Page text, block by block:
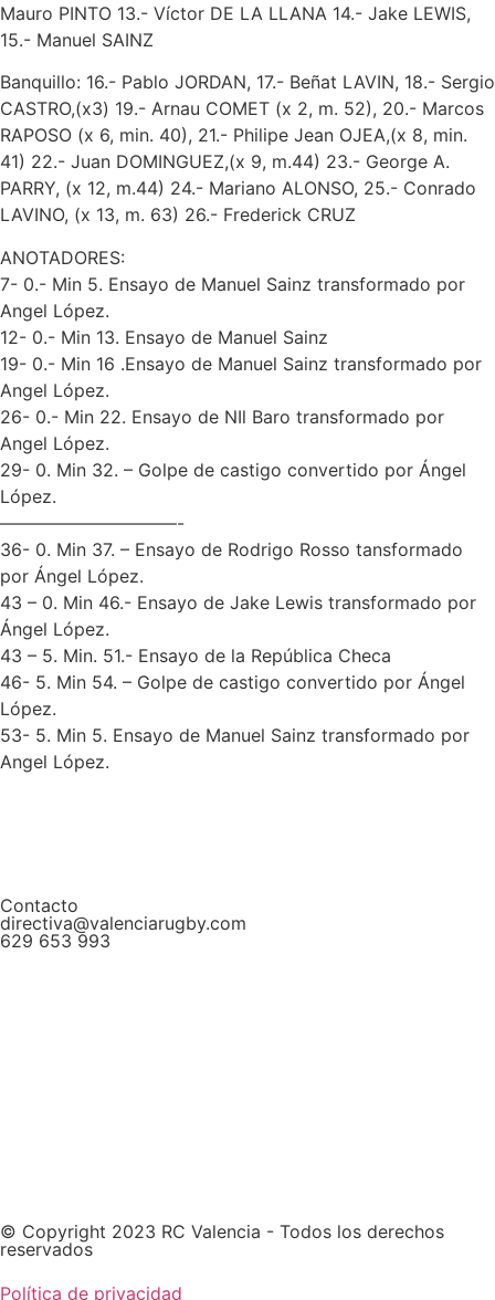
Mauro PINTO 13.- Víctor DE LA LLANA 14.- Jake LEWIS,
15.- Manuel SAINZ
Banquillo: 16.- Pablo JORDAN, 17.- Beñat LAVIN, 18.- Sergio
CASTRO,(x3) 19.- Arnau COMET (x 2, m. 52), 20.- Marcos
RAPOSO (x 6, min. 40), 21.- Philipe Jean OJEA,(x 8, min.
41) 22.- Juan DOMINGUEZ,(x 9, m.44) 23.- George A.
PARRY, (x 12, m.44) 24.- Mariano ALONSO, 25.- Conrado
LAVINO, (x 13, m. 63) 26.- Frederick CRUZ
ANOTADORES:
7- 0.- Min 5. Ensayo de Manuel Sainz transformado por
Angel López.
12- 0.- Min 13. Ensayo de Manuel Sainz
19- 0.- Min 16 .Ensayo de Manuel Sainz transformado por
Angel López.
26- 0.- Min 22. Ensayo de NIl Baro transformado por
Angel López.
29- 0. Min 32. – Golpe de castigo convertido por Ángel
López.
——————————-
36- 0. Min 37. – Ensayo de Rodrigo Rosso tansformado
por Ángel López.
43 – 0. Min 46.- Ensayo de Jake Lewis transformado por
Ángel López.
43 – 5. Min. 51.- Ensayo de la República Checa
46- 5. Min 54. – Golpe de castigo convertido por Ángel
López.
53- 5. Min 5. Ensayo de Manuel Sainz transformado por
Angel López.
Contacto
directiva@valenciarugby.com
629 653 993
© Copyright 2023 RC Valencia - Todos los derechos
reservados
Política de privacidad